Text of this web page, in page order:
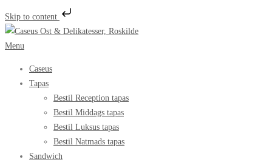
Skip to content
Spring
til
Menu
Caseus
Tapas
Bestil Reception tapas
Bestil Middags tapas
Bestil Luksus tapas
Bestil Natmads tapas
Sandwich